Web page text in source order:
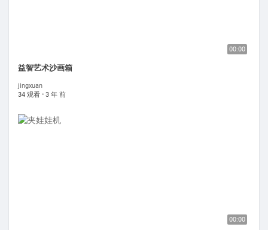
00:00
益智艺术沙画箱
jingxuan
34 观看 · 3 年 前
00:00